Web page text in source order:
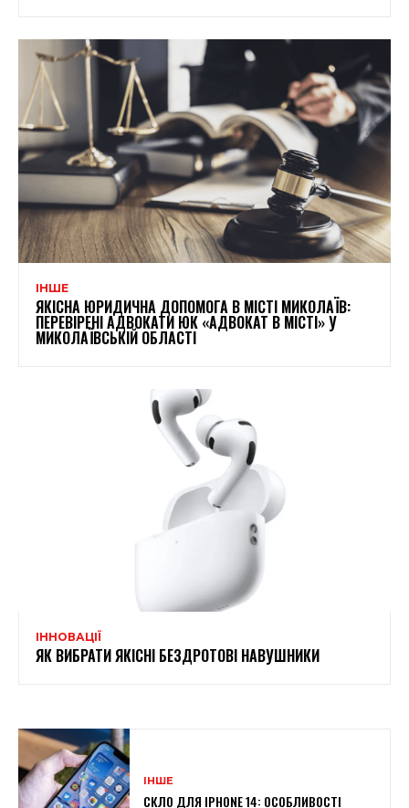
ІНШЕ
ЯКІСНА ЮРИДИЧНА ДОПОМОГА В МІСТІ МИКОЛАЇВ:
ПЕРЕВІРЕНІ АДВОКАТИ ЮК «АДВОКАТ В МІСТІ» У
МИКОЛАЇВСЬКІЙ ОБЛАСТІ
ІННОВАЦІЇ
ЯК ВИБРАТИ ЯКІСНІ БЕЗДРОТОВІ НАВУШНИКИ
ІНШЕ
СКЛО ДЛЯ IPHONE 14: ОСОБЛИВОСТІ